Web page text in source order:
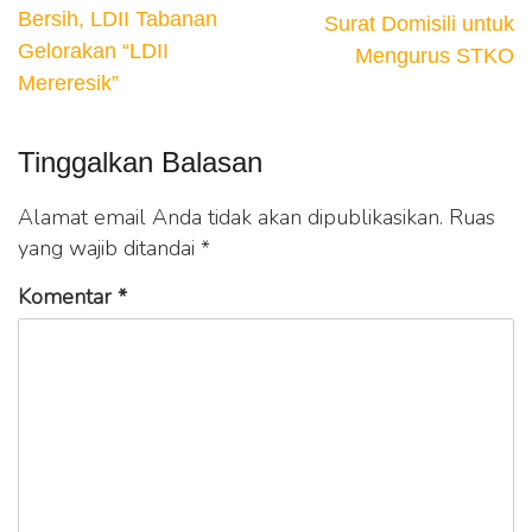
Bersih, LDII Tabanan
Gelorakan “LDII
Mereresik”
Surat Domisili untuk
Mengurus STKO
Tinggalkan Balasan
Alamat email Anda tidak akan dipublikasikan. Ruas
yang wajib ditandai *
Komentar *